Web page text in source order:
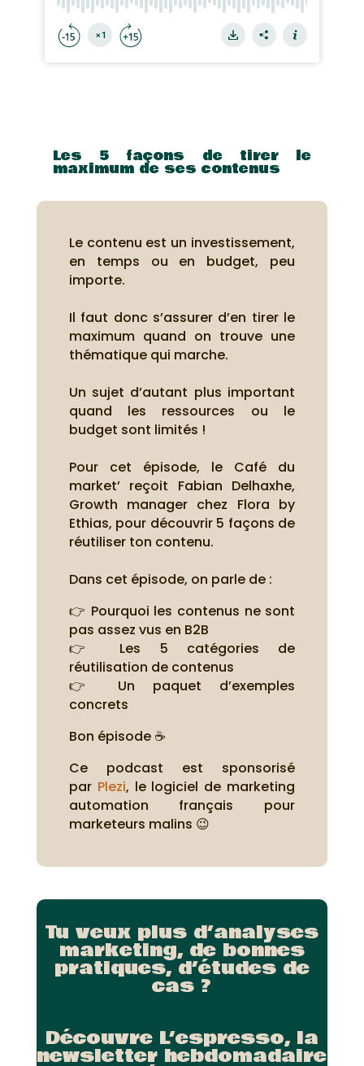
Les 5 façons de tirer le
maximum de ses contenus
Le contenu est un investissement,
en temps ou en budget, peu
importe.
Il faut donc s’assurer d’en tirer le
maximum quand on trouve une
thématique qui marche.
Un sujet d’autant plus important
quand les ressources ou le
budget sont limités !
Pour cet épisode, le Café du
market’ reçoit Fabian Delhaxhe,
Growth manager chez Flora by
Ethias, pour découvrir 5 façons de
réutiliser ton contenu.
Dans cet épisode, on parle de :
👉 Pourquoi les contenus ne sont
pas assez vus en B2B
👉 Les 5 catégories de
réutilisation de contenus
👉 Un paquet d’exemples
concrets
Bon épisode ☕
Ce podcast est sponsorisé
par Plezi, le logiciel de marketing
automation français pour
marketeurs malins 😉
Tu veux plus d’analyses
marketing, de bonnes
pratiques, d’études de
cas ?
Découvre L’espresso, la
newsletter hebdomadaire